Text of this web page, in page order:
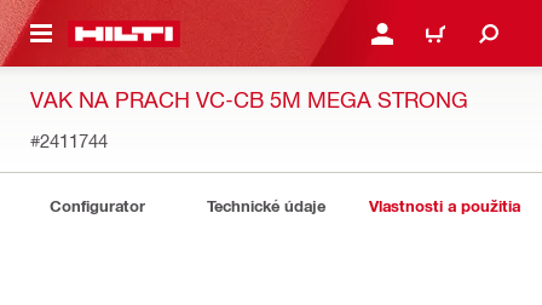
HLAVNÝ OBSAH PRIHLÁSIŤ ALEBO
KOŠÍK
VAK NA PRACH VC-CB 5M MEGA STRONG
#2411744
Configurator Technické údaje Vlastnosti a použitia